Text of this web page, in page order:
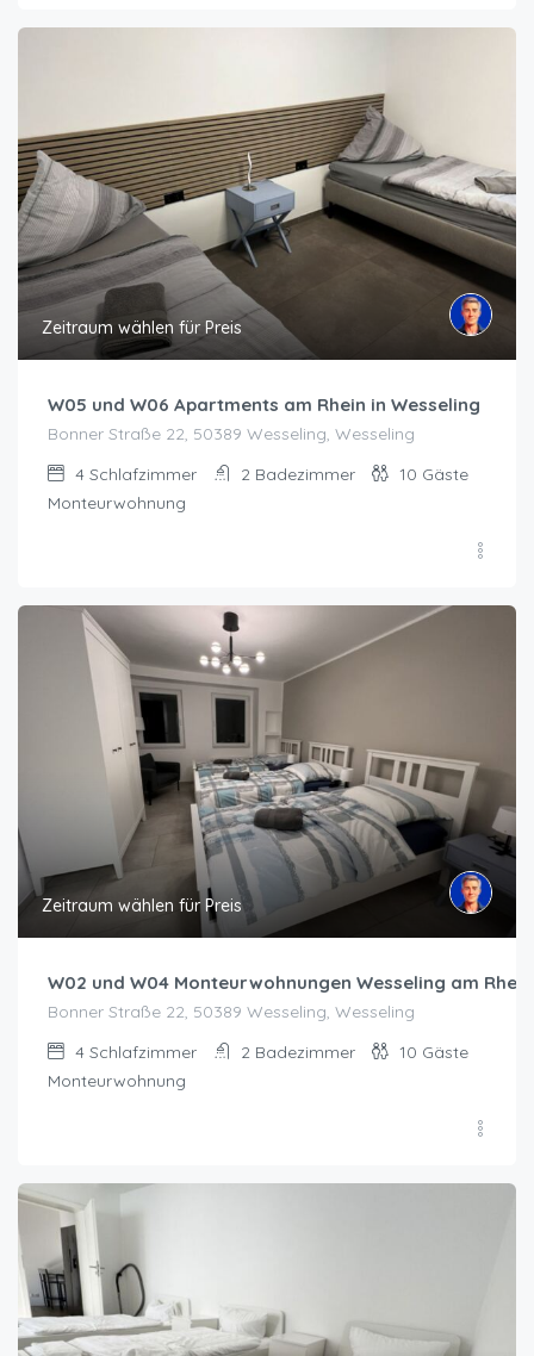
Zeitraum wählen für Preis
W05 und W06 Apartments am Rhein in Wesseling
Bonner Straße 22, 50389 Wesseling, Wesseling
4 Schlafzimmer 2 Badezimmer 10 Gäste
Monteurwohnung
Zeitraum wählen für Preis
W02 und W04 Monteurwohnungen Wesseling am
Bonner Straße 22, 50389 Wesseling, Wesseling
4 Schlafzimmer 2 Badezimmer 10 Gäste
Monteurwohnung